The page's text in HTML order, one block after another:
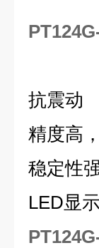
抗震动
精度高
稳定性
LED显示